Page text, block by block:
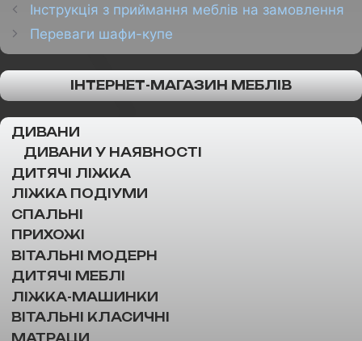
Інструкція з приймання меблів на замовлення
Переваги шафи-купе
ІНТЕРНЕТ-МАГАЗИН МЕБЛІВ
ДИВАНИ
ДИВАНИ У НАЯВНОСТІ
ДИТЯЧІ ЛІЖКА
ЛІЖКА ПОДІУМИ
СПАЛЬНІ
ПРИХОЖІ
ВІТАЛЬНІ МОДЕРН
ДИТЯЧІ МЕБЛІ
ЛІЖКА-МАШИНКИ
ВІТАЛЬНІ КЛАСИЧНІ